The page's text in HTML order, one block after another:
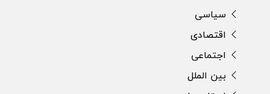
سیاسی
اقتصادی
اجتماعی
بین الملل